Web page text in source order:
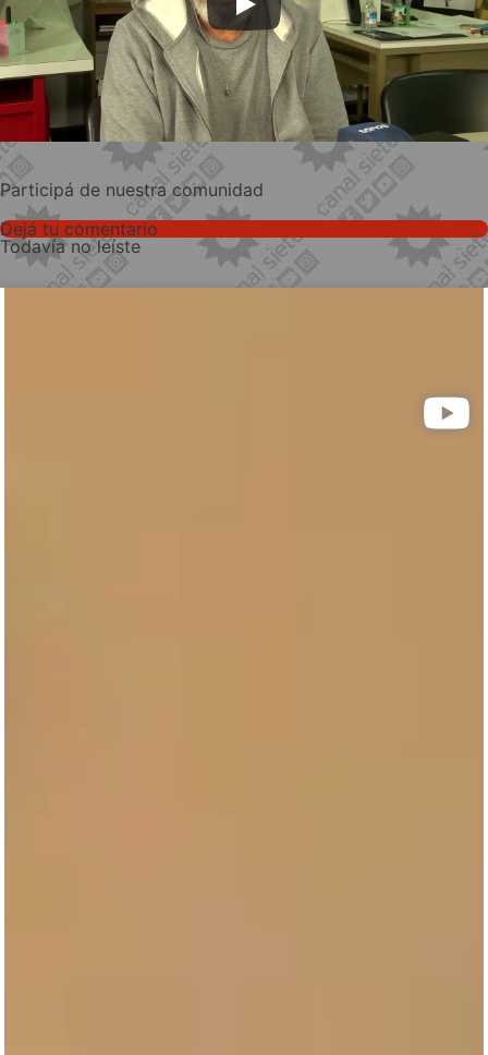
Participá de nuestra comunidad
Dejá tu comentario
Todavía no leíste